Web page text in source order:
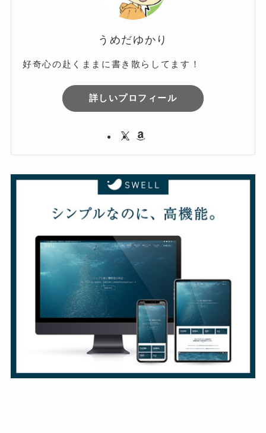
うめだゆかり
好奇心の赴くままに書き散らしてます！
詳しいプロフィール